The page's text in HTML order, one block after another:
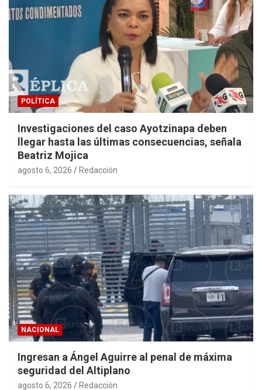
POLÍTICA
Investigaciones del caso Ayotzinapa deben
llegar hasta las últimas consecuencias, señala
Beatriz Mojica
agosto 6, 2026 Redacción
NACIONAL
Ingresan a Ángel Aguirre al penal de máxima
seguridad del Altiplano
agosto 6, 2026 Redacción